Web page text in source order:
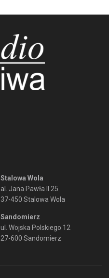
Stalowa Wola
al. Jana Pawła II 25
37-450 Stalowa Wola
Sandomierz
ul. Wojska Polskiego 12
27-600 Sandomierz